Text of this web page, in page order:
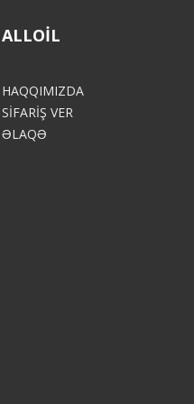
ALLOIL
HAQQIMIZDA
SİFARİŞ VER
ƏLAQƏ